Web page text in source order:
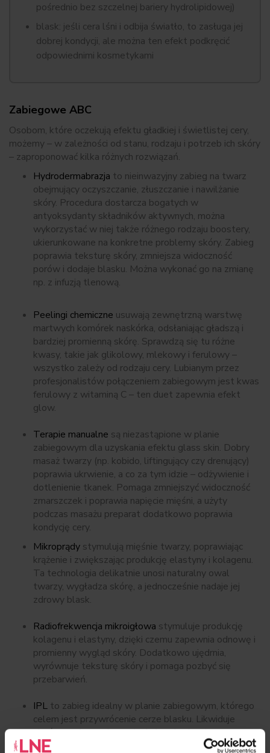
pośrednio bez szczelnej bariery hydrolipidowej)
blask: jeśli cera lśni i odbija światło, to zasługa jej
dobrej kondycji, ale można ten efekt podkręcić
odpowiednimi kosmetykami
Zabiegowe ABC
Osobom, które oczekują efektu gładkiej i świetlistej cery,
możemy – w zależności od stanu, rodzaju i potrzeb ich skóry
– zaproponować kilka różnych rozwiązań.
Hydrodermabrazja to nieinwazyjny zabieg na twarz
obejmujący oczyszczanie, złuszczanie i nawilżanie
skóry. Procedura dostarcza bogatych w
antyoksydanty składników aktywnych, można
wykorzystać w niej także różnego rodzaju boostery,
ukierunkowane na konkretne problemy skóry. Zabieg
poprawia teksturę skóry, zmniejsza widoczność
porów i dodaje blasku. Można wykonać go na zmianę
np. z infuzją tlenową.
Peelingi chemiczne usuwają zewnętrzną warstwę
martwych komórek naskórka, odsłaniając gładszą i
bardziej promienną skórę. Sprawdzą się tu różne
kwasy, takie jak glikolowy, mlekowy i ferulowy –
wszystko zależy od rodzaju cery. Lubianym przez
profesjonalistów połączeniem zabiegowym jest kwas
ferulowy z witaminą C – ten duet zapewnia efekt
glow.
Terapie manualne są niezastąpione w planie
zabiegowym dla uzyskania efektu glass skin. Dobry
masaż twarzy (np. kobido, liftingujący czy drenujący)
poprawia ukrwienie, a co za tym idzie – odżywienie i
dotlenienie tkanek. Pomaga zmniejszyć widoczność
zmarszczek i poprawia napięcie mięśni, a użyty
podczas masażu preparat dodatkowo poprawia
kondycję cery.
Mikroprądy stymulują mięśnie twarzy, poprawiając
krążenie i zwiększając produkcję elastyny i kolagenu.
Ta technologia delikatnie unosi naturalny owal
twarzy, wygładza skórę, a jednocześnie nadaje jej
zdrowy blask.
Radiofrekwencja mikroigłowa stymuluje produkcję
kolagenu i elastyny, dzięki czemu zapewnia odnowę i
promienny wygląd skóry. Dodatkowo ujędrnia,
wyrównuje teksturę skóry i pomaga pozbyć się
przebarwień.
IPL to zabieg idealny w planie zabiegowym, którego
celem jest przywrócenie cerze blasku. Likwiduje
nierównomierną pigmentację i uszkodzenia
posłoneczne, zmniejsza zaczerwienienia i stymuluje